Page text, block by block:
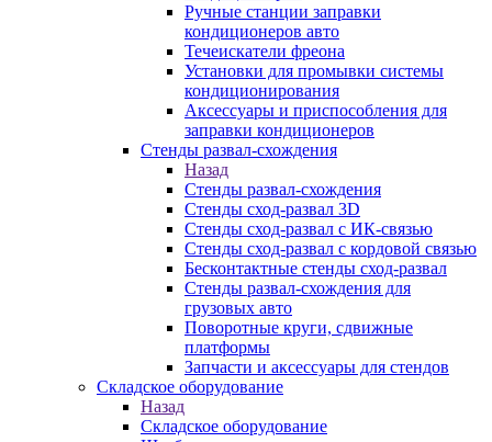
Ручные станции заправки
кондиционеров авто
Течеискатели фреона
Установки для промывки системы
кондиционирования
Аксессуары и приспособления для
заправки кондиционеров
Стенды развал-схождения
Назад
Стенды развал-схождения
Стенды сход-развал 3D
Стенды сход-развал с ИК-связью
Стенды сход-развал с кордовой связью
Бесконтактные стенды сход-развал
Стенды развал-схождения для
грузовых авто
Поворотные круги, сдвижные
платформы
Запчасти и аксессуары для стендов
Складское оборудование
Назад
Складское оборудование